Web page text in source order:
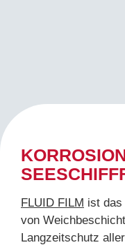
FLUID FILM ist das
von
Langzeitschutz